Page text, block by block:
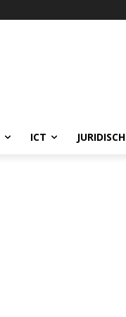
ICT JURIDISCH